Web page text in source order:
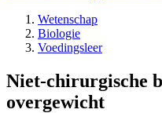
Wetenschap
Biologie
Voedingsleer
Niet-chirurgische
overgewicht